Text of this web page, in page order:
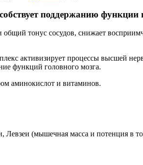
поддержанию функции
тонус сосудов, снижает
активизирует процессы высшей
функций головного мозга.
аминокислот и витаминов.
Левзеи (мышечная масса и потенция в